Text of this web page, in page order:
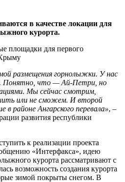
в качестве локации для
курорта.
размещения горнолыжки. У нас
Понятно, что — Ай-Петри, но
Мы сейчас смотрим,
или не сможем. И второй
районе Ангарского перевала», –
развития республики
к реализации проекта
«Интерфакса», идею
курорта рассматривают с
возможность создания курорта
зимой покрыты снегом. В